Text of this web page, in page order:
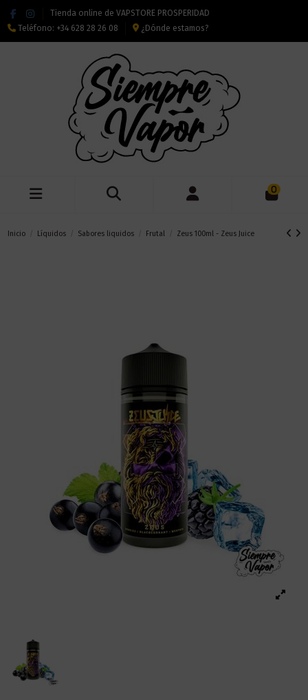
Tienda online de VAPSTORE PROSPERIDAD
Teléfono: +34 628 28 26 08 ¿Dónde estamos?
0
Inicio Líquidos Sabores liquidos Frutal Zeus 100ml - Zeus Juice